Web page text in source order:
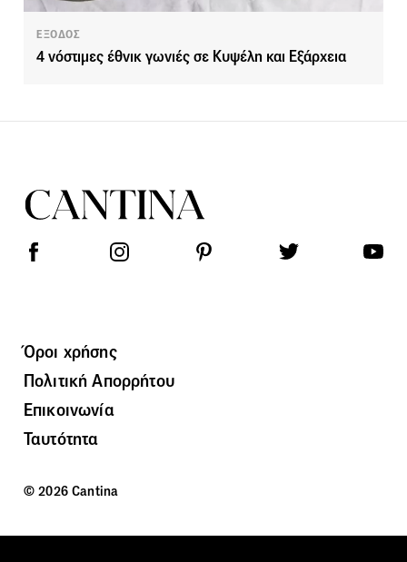
ΕΞΟΔΟΣ
4 νόστιμες έθνικ γωνιές σε Κυψέλη και Εξάρχεια
Όροι χρήσης
Πολιτική Απορρήτου
Επικοινωνία
Ταυτότητα
© 2026 Cantina